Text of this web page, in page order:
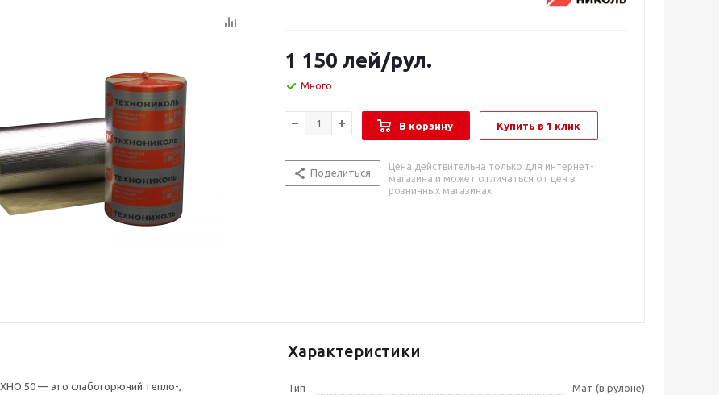
1 150 лей/рул.
Много
В корзину Купить в 1 клик
Поделиться
Цена действительна только для интернет-
магазина и может отличаться от цен в
розничных магазинах
50 — это слабогорючий тепло-,
Характеристики
Тип
Мат (в рулоне)